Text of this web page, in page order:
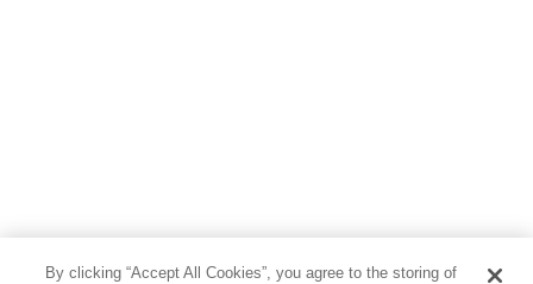
芸術・アート 映画・音楽・演劇
By clicking “Accept All Cookies”, you agree to the storing of